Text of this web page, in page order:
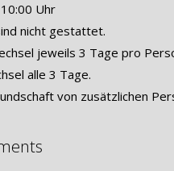
Uhr
nicht gestattet.
jeweils 3 Tage pro
alle 3 Tage.
von zusätzlichen